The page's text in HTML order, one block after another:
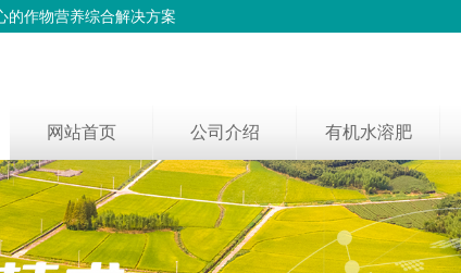
的作物营养综合解决方案
网站首页 公司介绍 有机水溶肥